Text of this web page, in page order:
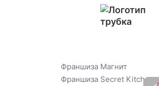
Франшиза Магнит
Франшиза Secret Kitchen